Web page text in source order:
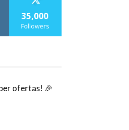
35,000
Followers
ofertas! 🎉